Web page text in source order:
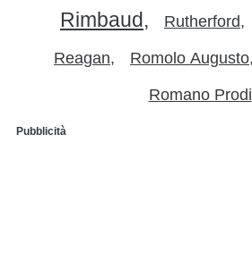
Rimbaud
Rutherford
Reagan Romolo Augusto
Romano Prodi
Pubblicità